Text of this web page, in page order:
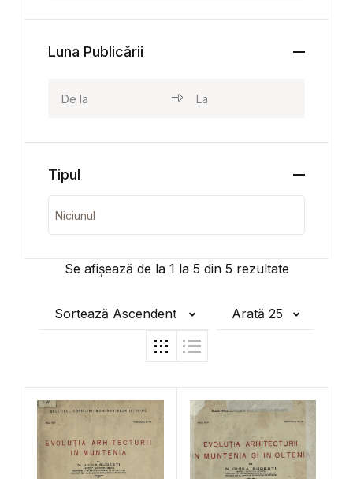
Se afișează de la 1 la 5 din 5 rezultate
Sortează Ascendent Arată 25
Luna Publicării
Tipul